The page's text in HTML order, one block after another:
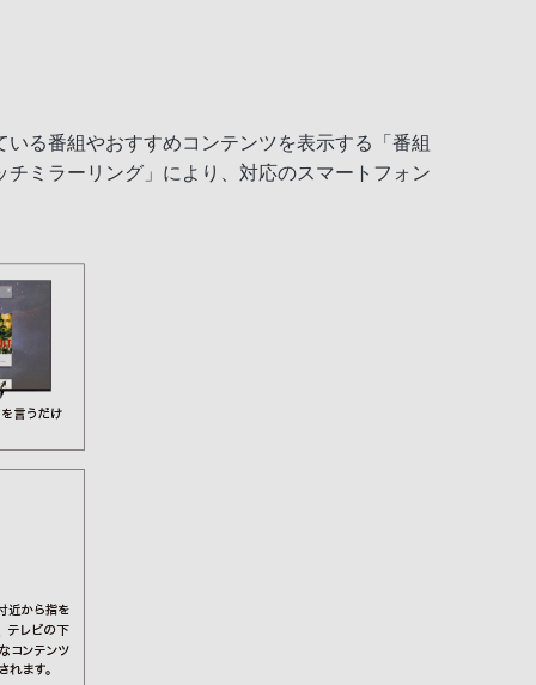
る番組やおすすめコンテンツを表示する「番組
ミラーリング」により、対応のスマートフォン